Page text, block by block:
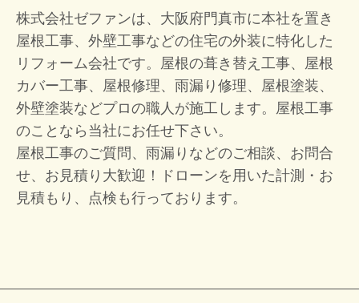
株式会社ゼファンは、大阪府門真市に本社を置き
屋根工事、外壁工事などの住宅の外装に特化した
リフォーム会社です。屋根の葺き替え工事、屋根
カバー工事、屋根修理、雨漏り修理、屋根塗装、
外壁塗装などプロの職人が施工します。屋根工事
のことなら当社にお任せ下さい。
屋根工事のご質問、雨漏りなどのご相談、お問合
せ、お見積り大歓迎！
ドローンを用いた計測・お
見積もり、点検も行っております。